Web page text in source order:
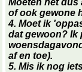
Moeten het dus
of ook gewone
4. Moet ik
dat gewoon? Ik
af en toe).
5. Mis ik nog